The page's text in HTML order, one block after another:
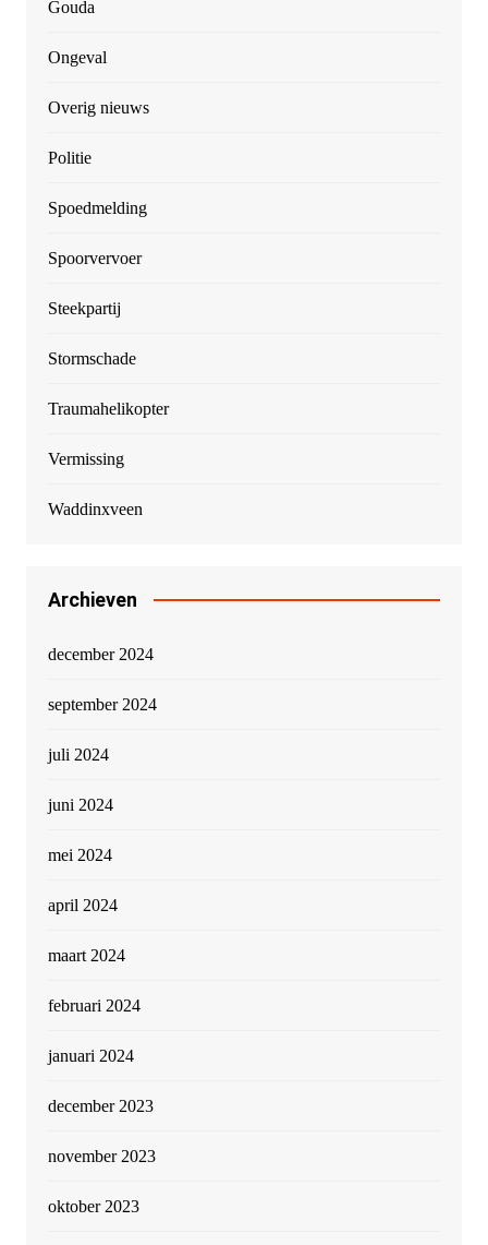
Gouda
Ongeval
Overig nieuws
Politie
Spoedmelding
Spoorvervoer
Steekpartij
Stormschade
Traumahelikopter
Vermissing
Waddinxveen
Archieven
december 2024
september 2024
juli 2024
juni 2024
mei 2024
april 2024
maart 2024
februari 2024
januari 2024
december 2023
november 2023
oktober 2023